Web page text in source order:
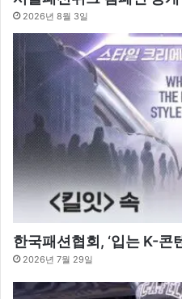
2026년 8월 3일
한국패션협회, ‘입는 K-콘
2026년 7월 29일